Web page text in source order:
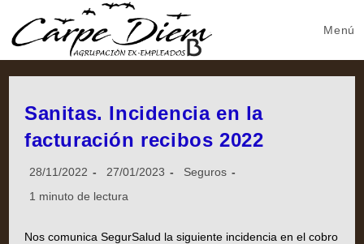
Menú
Sanitas. Incidencia en la
facturación recibos 2022
28/11/2022 27/01/2023
Seguros
1 minuto de lectura
Nos comunica SegurSalud la siguiente incidencia en el cobro